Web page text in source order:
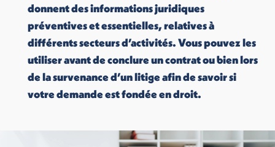
donnent des informations juridiques
préventives et essentielles, relatives à
différents secteurs d’activités. Vous pouvez les
utiliser avant de conclure un contrat ou bien lors
de la survenance d’un litige afin de savoir si
votre demande est fondée en droit.